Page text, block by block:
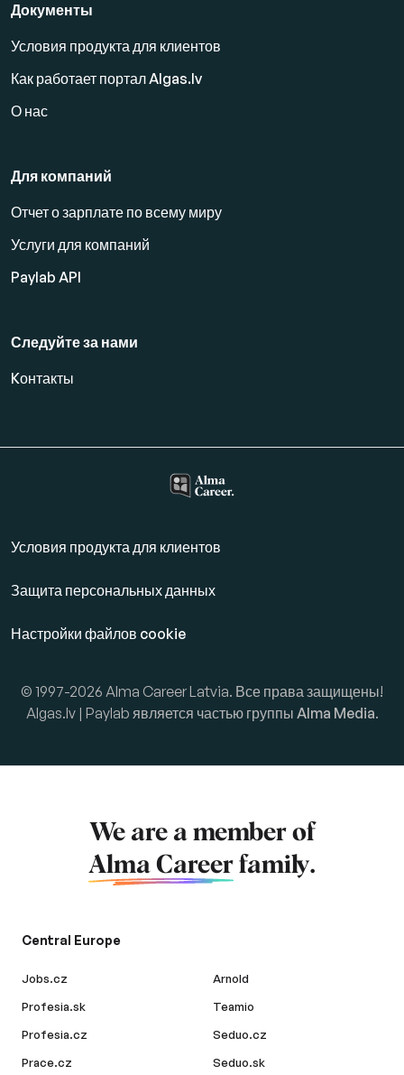
Документы
Условия продукта для клиентов
Как работает портал Algas.lv
О нас
Для компаний
Отчет о зарплате по всему миру
Услуги для компаний
Paylab API
Следуйте за нами
Kонтакты
Условия продукта для клиентов
Защита персональных данных
Настройки файлов cookie
© 1997-2026 Alma Career Latvia. Все права защищены!
Algas.lv | Paylab является частью группы Alma Media.
We are a member of
Alma Career family.
Central Europe
Jobs.cz
Profesia.sk
Profesia.cz
Prace.cz
Arnold
Teamio
Seduo.cz
Seduo.sk